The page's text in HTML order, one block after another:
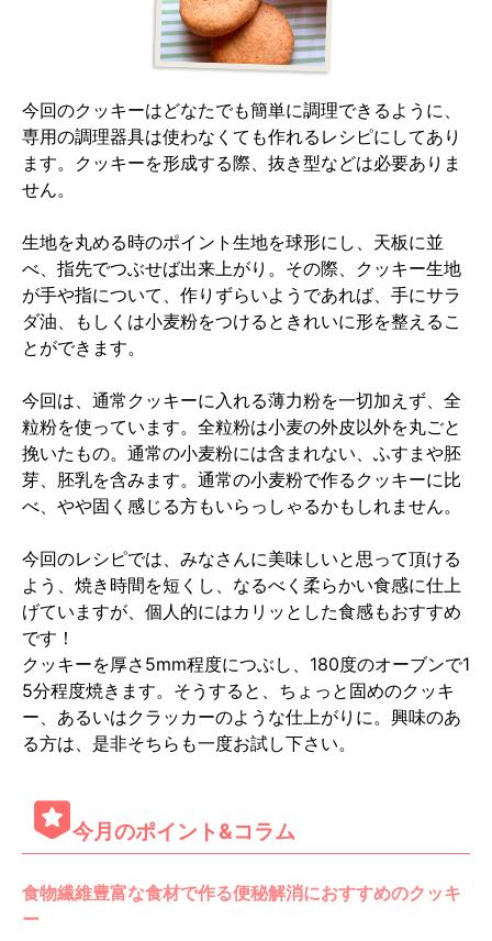
今回のクッキーはどなたでも簡単に調理できるように、
専用の調理器具は使わなくても作れるレシピにしてあり
ます。クッキーを形成する際、抜き型などは必要ありま
せん。
生地を丸める時のポイント生地を球形にし、天板に並
べ、指先でつぶせば出来上がり。その際、クッキー生地
が手や指について、作りずらいようであれば、手にサラ
ダ油、もしくは小麦粉をつけるときれいに形を整えるこ
とができます。
今回は、通常クッキーに入れる薄力粉を一切加えず、全
粒粉を使っています。全粒粉は小麦の外皮以外を丸ごと
挽いたもの。通常の小麦粉には含まれない、ふすまや胚
芽、胚乳を含みます。通常の小麦粉で作るクッキーに比
べ、やや固く感じる方もいらっしゃるかもしれません。
今回のレシピでは、みなさんに美味しいと思って頂ける
よう、焼き時間を短くし、なるべく柔らかい食感に仕上
げていますが、個人的にはカリッとした食感もおすすめ
です！
クッキーを厚さ5mm程度につぶし、180度のオーブンで1
5分程度焼きます。そうすると、ちょっと固めのクッキ
ー、あるいはクラッカーのような仕上がりに。興味のあ
る方は、是非そちらも一度お試し下さい。
今月のポイント&コラム
食物繊維豊富な食材で作る便秘解消におすすめのクッキ
ー